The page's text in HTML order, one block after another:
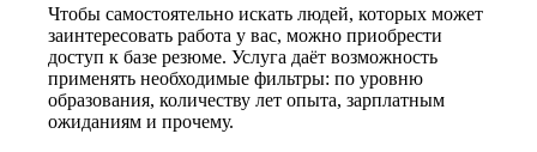
Чтобы самостоятельно искать людей, которых может
заинтересовать работа у вас, можно приобрести
доступ к базе резюме. Услуга даёт возможность
применять необходимые фильтры: по уровню
образования, количеству лет опыта, зарплатным
ожиданиям и прочему.